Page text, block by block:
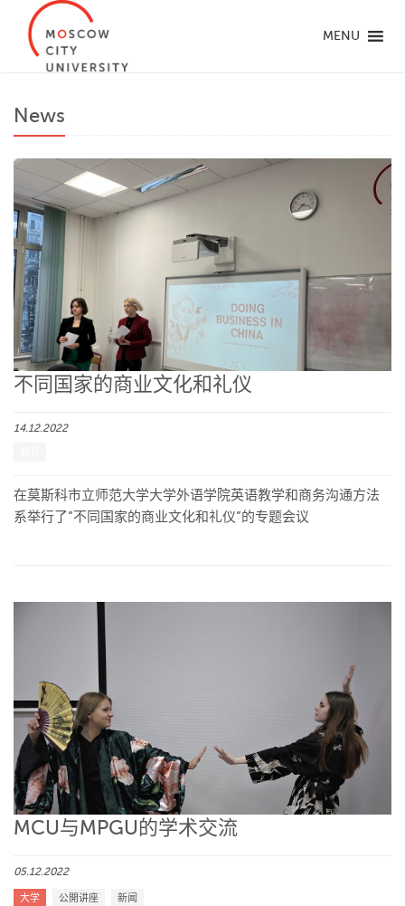
MENU
News
不同国家的商业文化和礼仪
14.12.2022
在莫斯科市立师范大学大学外语学院英语教学和商务沟通方法
系举行了”不同国家的商业文化和礼仪”的专题会议
MCU与MPGU的学术交流
05.12.2022
大学 公開讲座 新闻